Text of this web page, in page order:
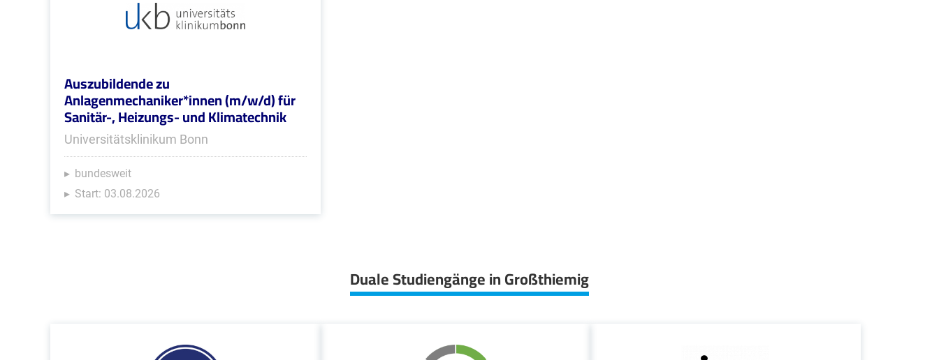
Auszubildende zu
Anlagenmechaniker*innen (m/w/d) für
Sanitär-, Heizungs- und Klimatechnik
Universitätsklinikum Bonn
bundesweit
Start: 03.08.2026
Duale Studiengänge in Großthiemig